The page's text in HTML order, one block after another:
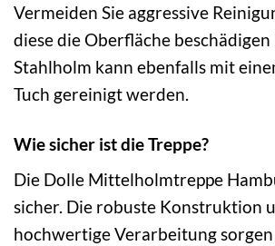
Vermeiden Sie aggressive
diese die Oberfläche
Stahlholm kann ebenfalls mit
Tuch gereinigt werden.
Wie sicher ist die Treppe?
Die Dolle Mittelholmtreppe
sicher. Die robuste Konstruktion
hochwertige Verarbeitung